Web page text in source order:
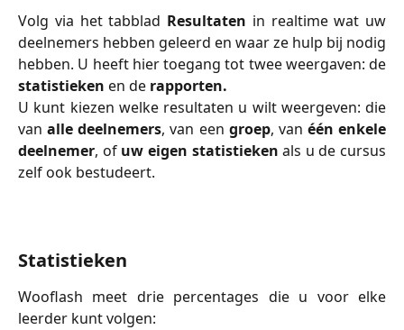
Volg via het tabblad Resultaten in realtime wat uw
deelnemers hebben geleerd en waar ze hulp bij nodig
hebben. U heeft hier toegang tot twee weergaven: de
statistieken en de rapporten.
U kunt kiezen welke resultaten u wilt weergeven: die
vanalle deelnemers, van een groep, van één enkele
deelnemer, of uw eigen statistieken als u de cursus
zelf ook bestudeert.
Statistieken
Wooflash meet drie percentages die u voor elke
leerder kunt volgen: